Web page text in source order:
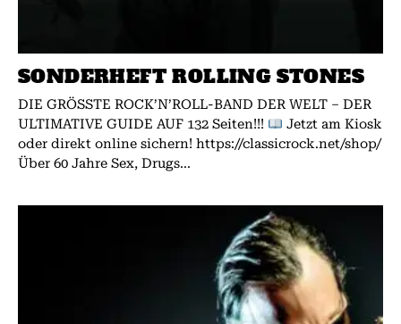
SONDERHEFT ROLLING STONES
DIE GRÖSSTE ROCK’N’ROLL-BAND DER WELT – DER
ULTIMATIVE GUIDE AUF 132 Seiten!!!
Jetzt am Kiosk
oder direkt online sichern! https://classicrock.net/shop/
Über 60 Jahre Sex, Drugs...